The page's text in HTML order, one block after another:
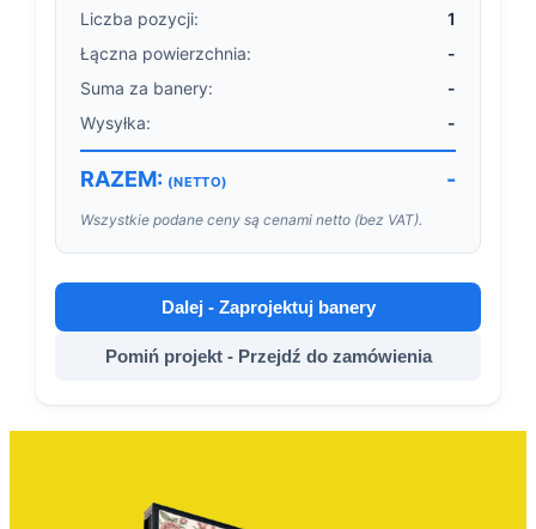
Liczba pozycji:
1
Łączna powierzchnia:
-
Suma za banery:
-
Wysyłka:
-
RAZEM: (NETTO) -
Wszystkie podane ceny są cenami netto (bez VAT).
Dalej - Zaprojektuj banery
Pomiń projekt - Przejdź do zamówienia